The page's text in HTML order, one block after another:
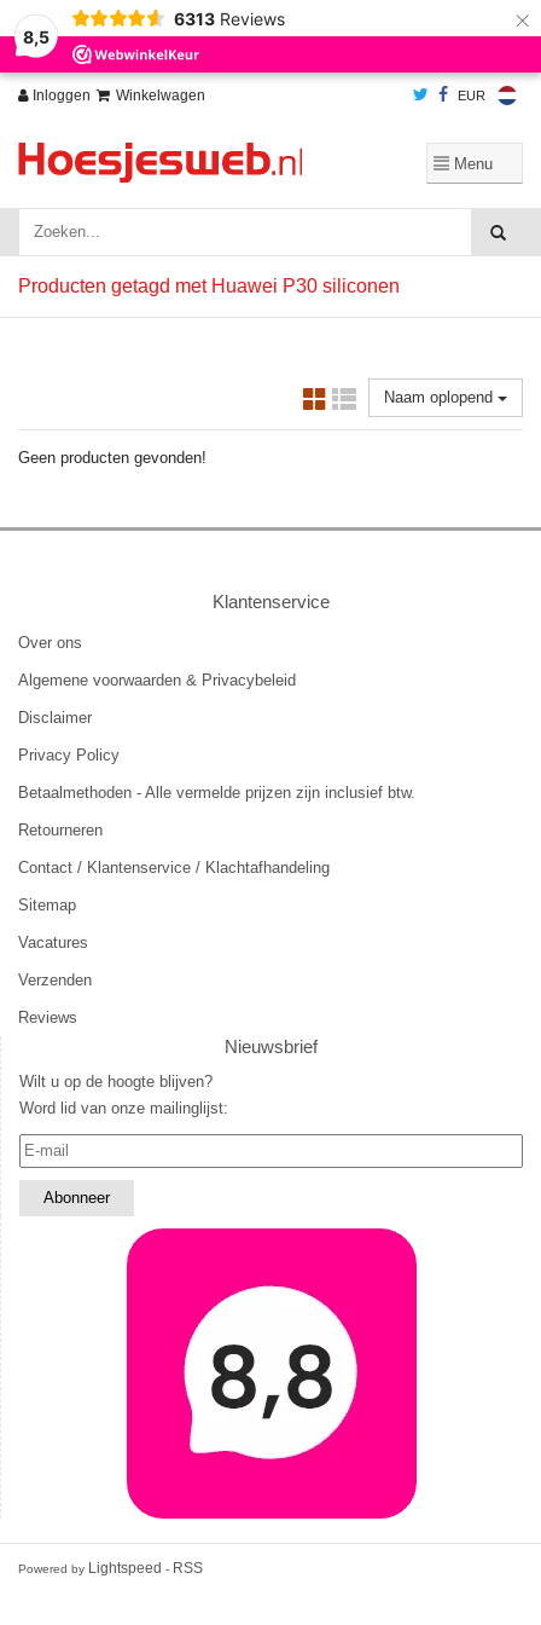
8,5
6313 Reviews ×
Inloggen Winkelwagen EUR
Producten getagd met Huawei P30 siliconen
Naam oplopend
Geen producten gevonden!
Klantenservice
Over ons
Algemene voorwaarden & Privacybeleid
Disclaimer
Privacy Policy
Betaalmethoden - Alle vermelde prijzen zijn inclusief btw.
Retourneren
Contact / Klantenservice / Klachtafhandeling
Sitemap
Vacatures
Verzenden
Reviews
Nieuwsbrief
Wilt u op de hoogte blijven?
Word lid van onze mailinglijst:
Powered by Lightspeed - RSS
Wij slaan cookies op om onze website te verbeteren. Is dat akkoord?
Ja
Nee